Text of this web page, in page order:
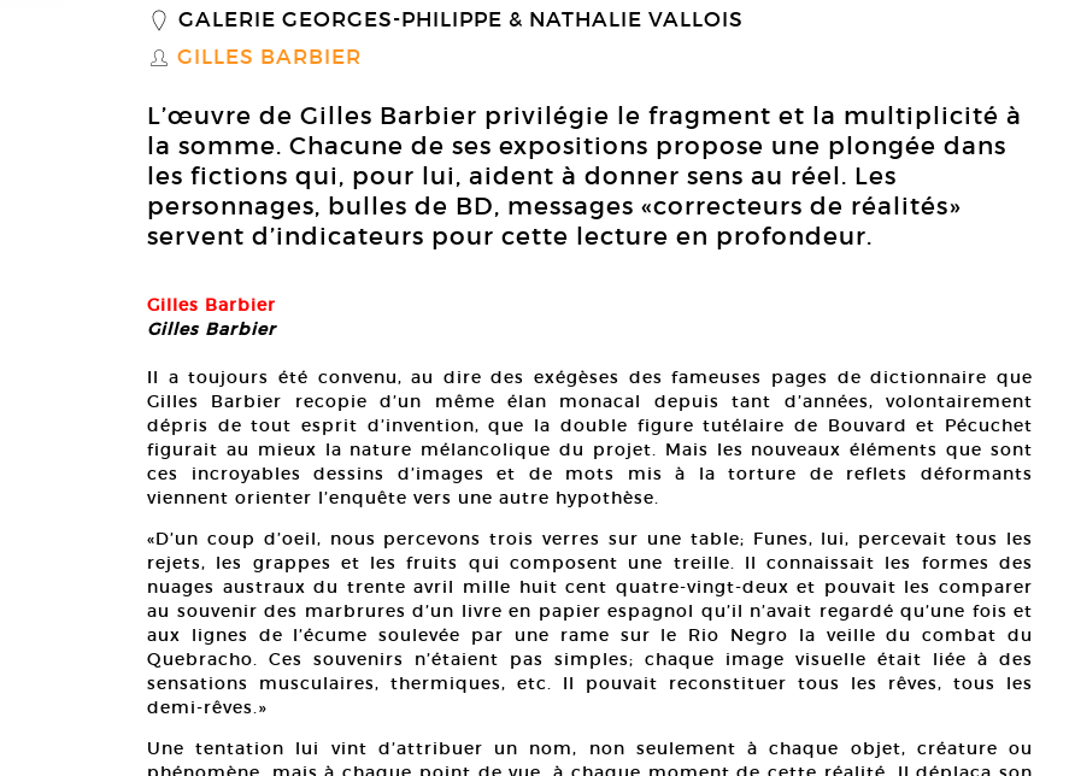
_ GALERIE GEORGES-PHILIPPE & NATHALIE VALLOIS
S GILLES BARBIER
L’œuvre de Gilles Barbier privilégie le fragment et la multiplicité à
la somme. Chacune de ses expositions propose une plongée dans
les fictions qui, pour lui, aident à donner sens au réel. Les
personnages, bulles de BD, messages «correcteurs de réalités»
servent d’indicateurs pour cette lecture en profondeur.
Gilles Barbier
Gilles Barbier
Il a toujours été convenu, au dire des exégèses des fameuses pages de dictionnaire que
Gilles Barbier recopie d’un même élan monacal depuis tant d’années, volontairement
dépris de tout esprit d’invention, que la double figure tutélaire de Bouvard et Pécuchet
figurait au mieux la nature mélancolique du projet. Mais les nouveaux éléments que sont
ces incroyables dessins d’images et de mots mis à la torture de reflets déformants
viennent orienter l’enquête vers une autre hypothèse.
«D’un coup d’oeil, nous percevons trois verres sur une table; Funes, lui, percevait tous les
rejets, les grappes et les fruits qui composent une treille. Il connaissait les formes des
nuages austraux du trente avril mille huit cent quatre-vingt-deux et pouvait les comparer
au souvenir des marbrures d’un livre en papier espagnol qu’il n’avait regardé qu’une fois et
aux lignes de l’écume soulevée par une rame sur le Rio Negro la veille du combat du
Quebracho. Ces souvenirs n’étaient pas simples; chaque image visuelle était liée à des
sensations musculaires, thermiques, etc. Il pouvait reconstituer tous les rêves, tous les
demi-rêves.»
Une tentation lui vint d’attribuer un nom, non seulement à chaque objet, créature ou